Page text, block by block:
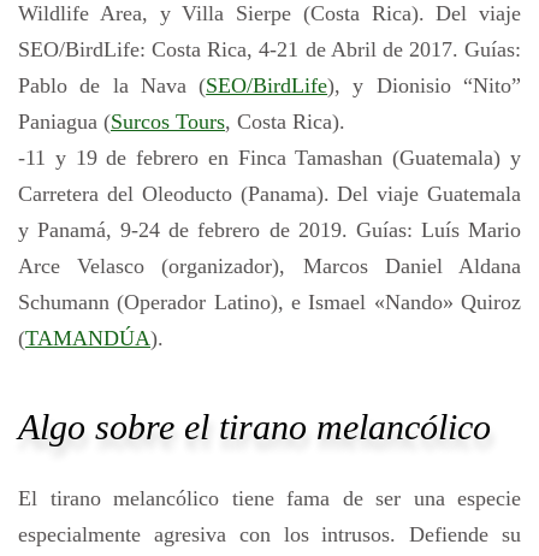
Wildlife Area, y Villa Sierpe (Costa Rica). Del viaje
SEO/BirdLife: Costa Rica, 4-21 de Abril de 2017. Guías:
Pablo de la Nava (SEO/BirdLife), y Dionisio “Nito”
Paniagua (Surcos Tours, Costa Rica).
-11 y 19 de febrero en Finca Tamashan (Guatemala) y
Carretera del Oleoducto (Panama). Del viaje Guatemala
y Panamá, 9-24 de febrero de 2019. Guías: Luís Mario
Arce Velasco (organizador), Marcos Daniel Aldana
Schumann (Operador Latino), e Ismael «Nando» Quiroz
(TAMANDÚA).
Algo sobre el tirano melancólico
El tirano melancólico tiene fama de ser una especie
especialmente agresiva con los intrusos. Defiende su